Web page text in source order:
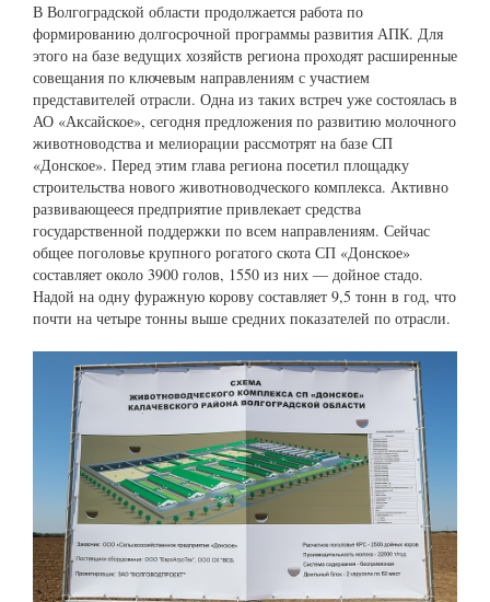
В Волгоградской области продолжается работа по
формированию долгосрочной программы развития АПК. Для
этого на базе ведущих хозяйств региона проходят расширенные
совещания по ключевым направлениям с участием
представителей отрасли. Одна из таких встреч уже состоялась в
АО «Аксайское», сегодня предложения по развитию молочного
животноводства и мелиорации рассмотрят на базе СП
«Донское». Перед этим глава региона посетил площадку
строительства нового животноводческого комплекса. Активно
развивающееся предприятие привлекает средства
государственной поддержки по всем направлениям. Сейчас
общее поголовье крупного рогатого скота СП «Донское»
составляет около 3900 голов, 1550 из них — дойное стадо.
Надой на одну фуражную корову составляет 9,5 тонн в год, что
почти на четыре тонны выше средних показателей по отрасли.